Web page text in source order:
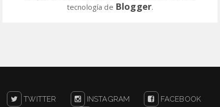
tecnología de Blogger.
TWITTER INSTAGRAM FACEBOOK